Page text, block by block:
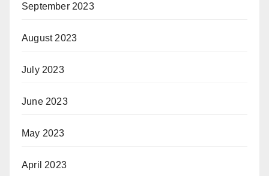
September 2023
August 2023
July 2023
June 2023
May 2023
April 2023